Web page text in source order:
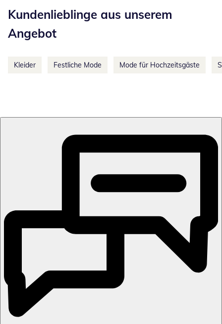
Kundenlieblinge aus unserem
Angebot
Kleider Festliche Mode Mode für Hochzeitsgäste